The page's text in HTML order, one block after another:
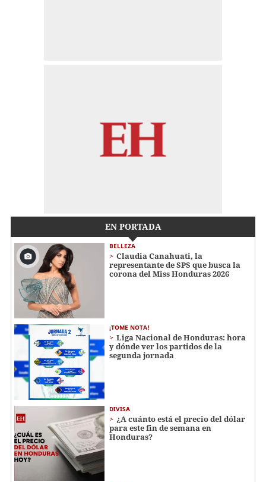
EN PORTADA
BELLEZA
Claudia Canahuati, la
representante de SPS que busca la
corona del Miss Honduras 2026
¡TOME NOTA!
Liga Nacional de Honduras: hora
y dónde ver los partidos de la
segunda jornada
DIVISA
¿A cuánto está el precio del dólar
para este fin de semana en
Honduras?